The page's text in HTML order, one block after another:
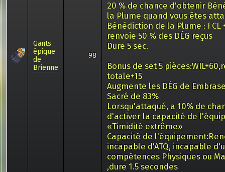
Gants
épique
de
Brienne
98
20 % de chance d'obtenir
la Plume quand vous êtes
Bénédiction de la Plume : FCE
renvoie 50 % des DÉG reçus
Dure 5 sec.
Bonus de set 5
totale+15
Augmente les DÉG de
Sacré de 83%
Lorsqu'attaqué, a 10% de
d'activer la capacité de
«Timidité extrême»
Capacité de
incapable d'ATQ, incapable
compétences Physiques ou
,dure 1.5 secondes